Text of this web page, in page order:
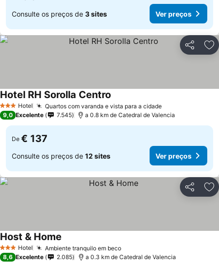
Consulte os preços de 3 sites Ver preços
Partilhar
3 EstrelasHotel Quartos com varanda e vista para a cidade
Hotel RH Sorolla Centro
9,0 Excelente 7.545 a 0.8 km de Catedral de Valencia
De € 137
Consulte os preços de 12 sites Ver preços
Partilhar
3 EstrelasHotel Ambiente tranquilo em beco
Host & Home
8,6 Excelente 2.085 a 0.3 km de Catedral de Valencia